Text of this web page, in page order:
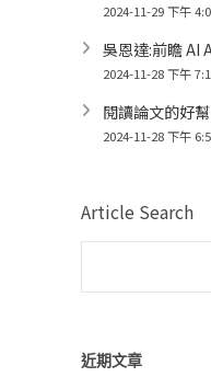
2024-11-29 下午
吳恩達:前瞻 AI
2024-11-28 下午
閱讀論文的好
2024-11-28 下午
Article Search
近期文章